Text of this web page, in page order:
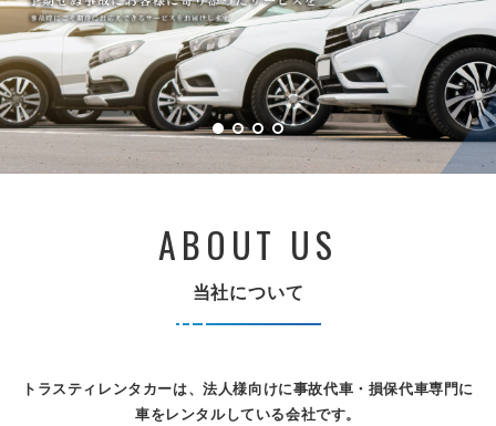
ABOUT US
当社について
トラスティレンタカーは、法人様向けに事故代車・損保代車専門に
車をレンタルしている会社です。